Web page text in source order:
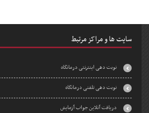
سایت ها و مراکز مرتبط
نوبت دهی اینترنتی درمانگاه
نوبت دهی تلفنی درمانگاه
دریافت آنلاین جواب آزمایش